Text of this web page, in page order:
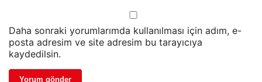
Daha sonraki yorumlarımda kullanılması için adım, e-
posta adresim ve site adresim bu tarayıcıya
kaydedilsin.